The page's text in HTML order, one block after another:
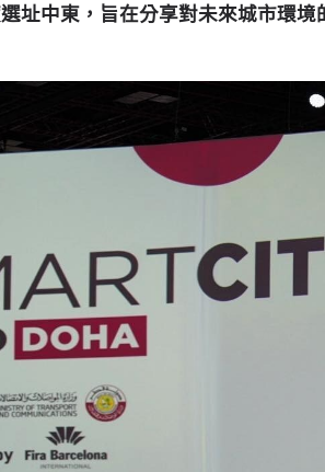
址中東，旨在分享對未來城市環境